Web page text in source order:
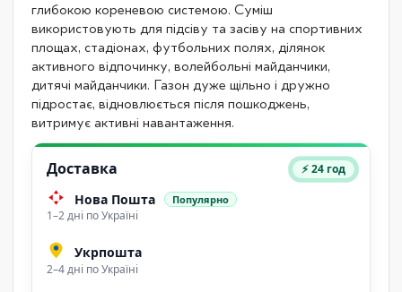
глибокою кореневою системою. Суміш
використовують для підсіву та засіву на спортивних
площах, стадіонах, футбольних полях, ділянок
активного відпочинку, волейбольні майданчики,
дитячі майданчики. Газон дуже щільно і дружно
підростає, відновлюється після пошкоджень,
витримує активні навантаження.
Доставка ⚡ 24 год
Нова Пошта Популярно
1–2 дні по Україні
Укрпошта
2–4 дні по Україні